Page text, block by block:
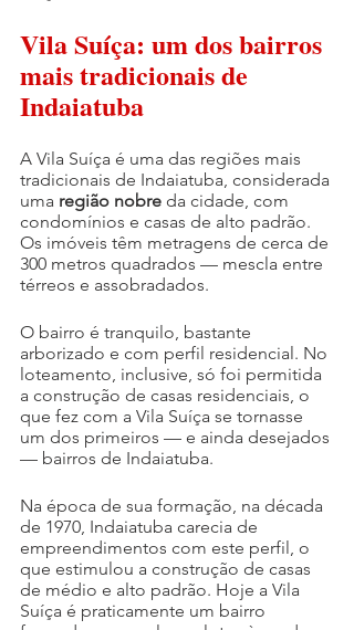
Vila Suíça: um dos bairros
mais tradicionais de
Indaiatuba
A Vila Suíça é uma das regiões mais
tradicionais de Indaiatuba, considerada
uma região nobre da cidade, com
condomínios e casas de alto padrão.
Os imóveis têm metragens de cerca de
300 metros quadrados — mescla entre
térreos e assobradados.
O bairro é tranquilo, bastante
arborizado e com perfil residencial. No
loteamento, inclusive, só foi permitida
a construção de casas residenciais, o
que fez com a Vila Suíça se tornasse
um dos primeiros — e ainda desejados
— bairros de Indaiatuba.
Na época de sua formação, na década
de 1970, Indaiatuba carecia de
empreendimentos com este perfil, o
que estimulou a construção de casas
de médio e alto padrão. Hoje a Vila
Suíça é praticamente um bairro